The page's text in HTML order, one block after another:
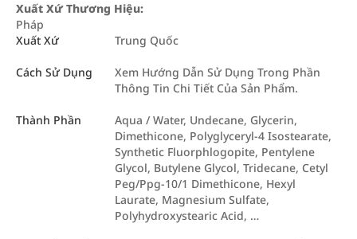
Xuất Xứ Thương Hiệu:
Pháp
Xuất Xứ
Trung Quốc
Cách Sử Dụng
Xem Hướng Dẫn Sử Dụng Trong Phần
Thông Tin Chi Tiết Của Sản Phẩm.
Thành Phần
Aqua / Water, Undecane, Glycerin,
Dimethicone, Polyglyceryl-4 Isostearate,
Synthetic Fluorphlogopite, Pentylene
Glycol, Butylene Glycol, Tridecane, Cetyl
Peg/Ppg-10/1 Dimethicone, Hexyl
Laurate, Magnesium Sulfate,
Polyhydroxystearic Acid, …